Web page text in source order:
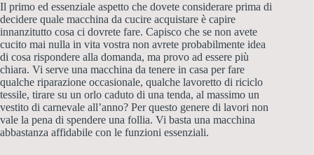
Il primo ed essenziale aspetto che dovete considerare prima di
decidere quale macchina da cucire acquistare è capire
innanzitutto cosa ci dovrete fare. Capisco che se non avete
cucito mai nulla in vita vostra non avrete probabilmente idea
di cosa rispondere alla domanda, ma provo ad essere più
chiara. Vi serve una macchina da tenere in casa per fare
qualche riparazione occasionale, qualche lavoretto di riciclo
tessile, tirare su un orlo caduto di una tenda, al massimo un
vestito di carnevale all’anno? Per questo genere di lavori non
vale la pena di spendere una follia. Vi basta una macchina
abbastanza affidabile con le funzioni essenziali.